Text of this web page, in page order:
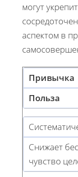
могут
аспектом в
Привычка
Польза
Снижает
чувство